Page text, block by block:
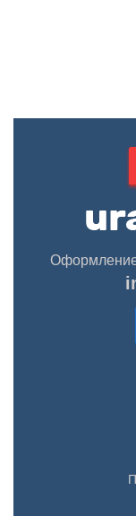
Оформление